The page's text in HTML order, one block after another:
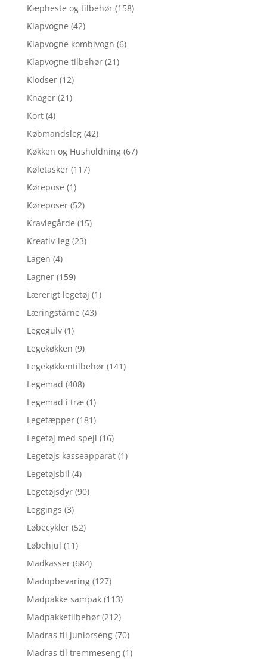
Kæpheste og tilbehør (158)
Klapvogne (42)
Klapvogne kombivogn (6)
Klapvogne tilbehør (21)
Klodser (12)
Knager (21)
Kort (4)
Købmandsleg (42)
Køkken og Husholdning (67)
Køletasker (117)
Kørepose (1)
Køreposer (52)
Kravlegårde (15)
Kreativ-leg (23)
Lagen (4)
Lagner (159)
Lærerigt legetøj (1)
Læringstårne (43)
Legegulv (1)
Legekøkken (9)
Legekøkkentilbehør (141)
Legemad (408)
Legemad i træ (1)
Legetæpper (181)
Legetøj med spejl (16)
Legetøjs kasseapparat (1)
Legetøjsbil (4)
Legetøjsdyr (90)
Leggings (3)
Løbecykler (52)
Løbehjul (11)
Madkasser (684)
Madopbevaring (127)
Madpakke sampak (113)
Madpakketilbehør (212)
Madras til juniorseng (70)
Madras til tremmeseng (1)